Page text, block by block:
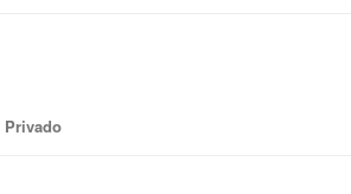
Privado